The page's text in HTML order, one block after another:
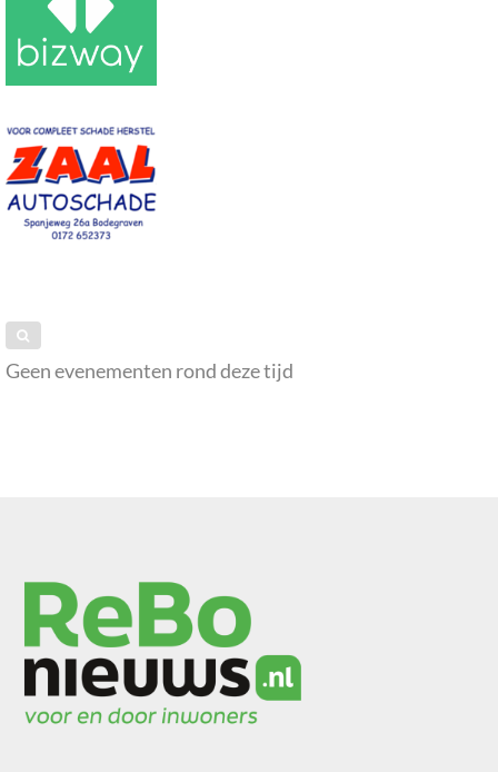
Geen evenementen rond deze tijd